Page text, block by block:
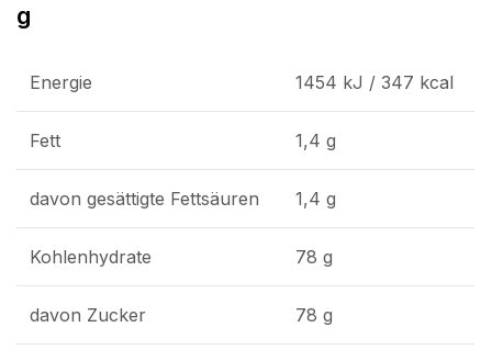
g
Energie 1454 kJ / 347 kcal
Fett 1,4 g
davon gesättigte Fettsäuren 1,4 g
Kohlenhydrate 78 g
davon Zucker 78 g